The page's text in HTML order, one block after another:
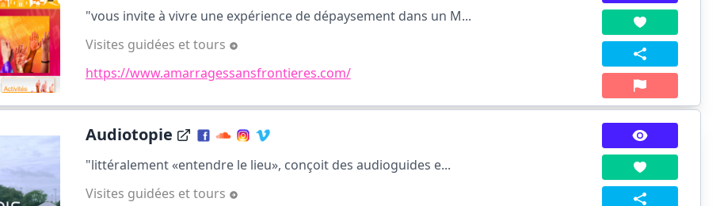
"vous invite à vivre une expérience de dépaysement dans un M...
Visites guidées et tours
https://www.amarragessansfrontieres.com/
Audiotopie
"littéralement «entendre le lieu», conçoit des audioguides e...
Visites guidées et tours